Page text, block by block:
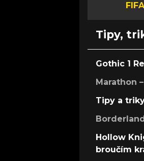
Tipy,
Gothic 1
Marathon
Tipy a
Hollow
broučím